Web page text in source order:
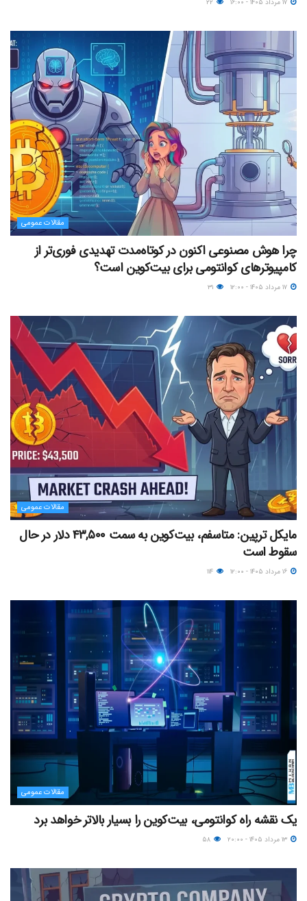
مقالات عمومی
چرا هوش مصنوعی اکنون در کوتاه‌مدت تهدیدی فوری‌تر از
کامپیوترهای کوانتومی برای بیت‌کوین است؟
مقالات عمومی
مایکل ترپین: متاسفم، بیت‌کوین به سمت ۴۳,۵۰۰ دلار در حال
سقوط است
مقالات عمومی
یک نقشه راه کوانتومی، بیت‌کوین را بسیار بالاتر خواهد برد